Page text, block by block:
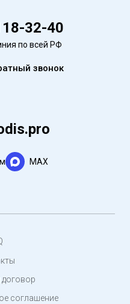
32-40
по всей РФ
звонок
MAX
соглашение